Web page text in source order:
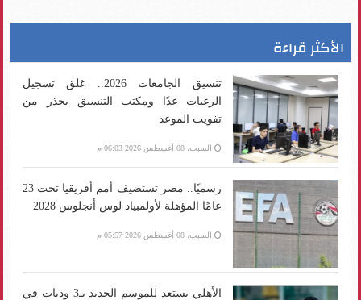
الأكثر قراءة
تنسيق الجامعات 2026.. غلق تسجيل
الرغبات غدًا ومكتب التنسيق يحذر من
تفويت الموعد
السبت، 08 أغسطس 2026 06:03 م
رسميًا.. مصر تستضيف أمم أفريقيا تحت 23
عامًا المؤهلة لأولمبياد لوس أنجلوس 2028
السبت، 08 أغسطس 2026 05:57 م
الأهلي يستعد للموسم الجديد بـ3 وديات في